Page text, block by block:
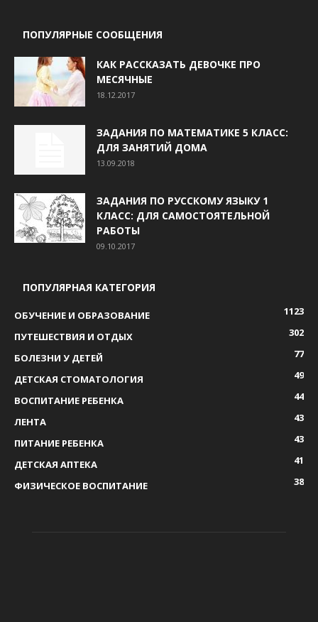
ПОПУЛЯРНЫЕ СООБЩЕНИЯ
КАК РАССКАЗАТЬ ДЕВОЧКЕ ПРО
МЕСЯЧНЫЕ
18.12.2017
ЗАДАНИЯ ПО МАТЕМАТИКЕ 5 КЛАСС:
ДЛЯ ЗАНЯТИЙ ДОМА
13.09.2018
ЗАДАНИЯ ПО РУССКОМУ ЯЗЫКУ 1
КЛАСС: ДЛЯ САМОСТОЯТЕЛЬНОЙ
РАБОТЫ
09.10.2017
ПОПУЛЯРНАЯ КАТЕГОРИЯ
ОБУЧЕНИЕ И ОБРАЗОВАНИЕ
1123
ПУТЕШЕСТВИЯ И ОТДЫХ
302
БОЛЕЗНИ У ДЕТЕЙ
77
ДЕТСКАЯ СТОМАТОЛОГИЯ
49
ВОСПИТАНИЕ РЕБЕНКА
44
ЛЕНТА
43
ПИТАНИЕ РЕБЕНКА
43
ДЕТСКАЯ АПТЕКА
41
ФИЗИЧЕСКОЕ ВОСПИТАНИЕ
38